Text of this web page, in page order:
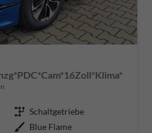
Schaltgetriebe
Blue Flame